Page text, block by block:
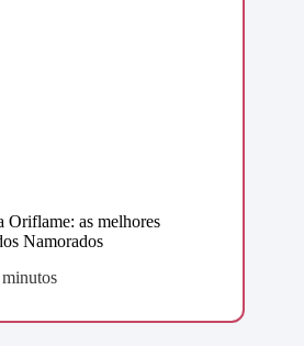
Oriflame: as melhores
Namorados